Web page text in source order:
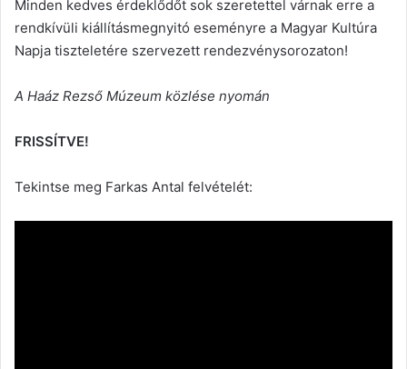
Minden kedves érdeklődőt sok szeretettel várnak erre a
rendkívüli kiállításmegnyitó eseményre a Magyar Kultúra
Napja tiszteletére szervezett rendezvénysorozaton!
A Haáz Rezső Múzeum közlése nyomán
FRISSÍTVE!
Tekintse meg Farkas Antal felvételét: